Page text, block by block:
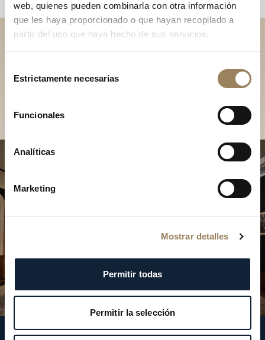
web, quienes pueden combinarla con otra información
que les haya proporcionado o que hayan recopilado a
partir del uso que haya hecho de sus servicios.
Estrictamente necesarias
Funcionales
Analíticas
Marketing
Mostrar detalles
Permitir todas
Permitir la selección
Descubra nuestras
colecciones en boutique